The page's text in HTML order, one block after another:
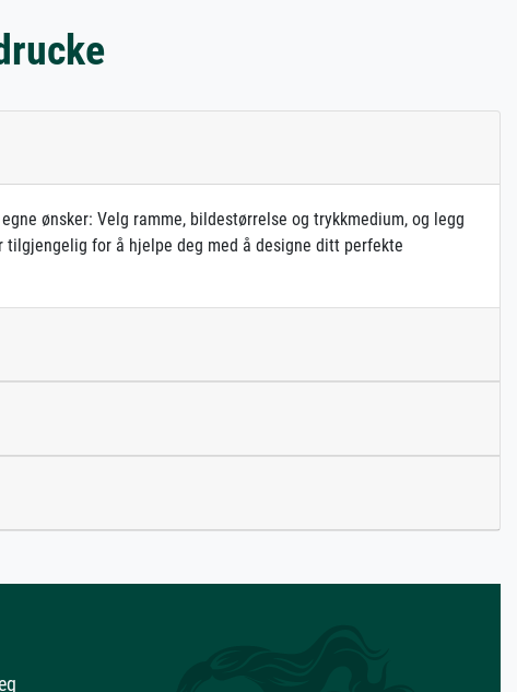
ønsker: Velg ramme, bildestørrelse og trykkmedium, og legg
for å hjelpe deg med å designe ditt perfekte